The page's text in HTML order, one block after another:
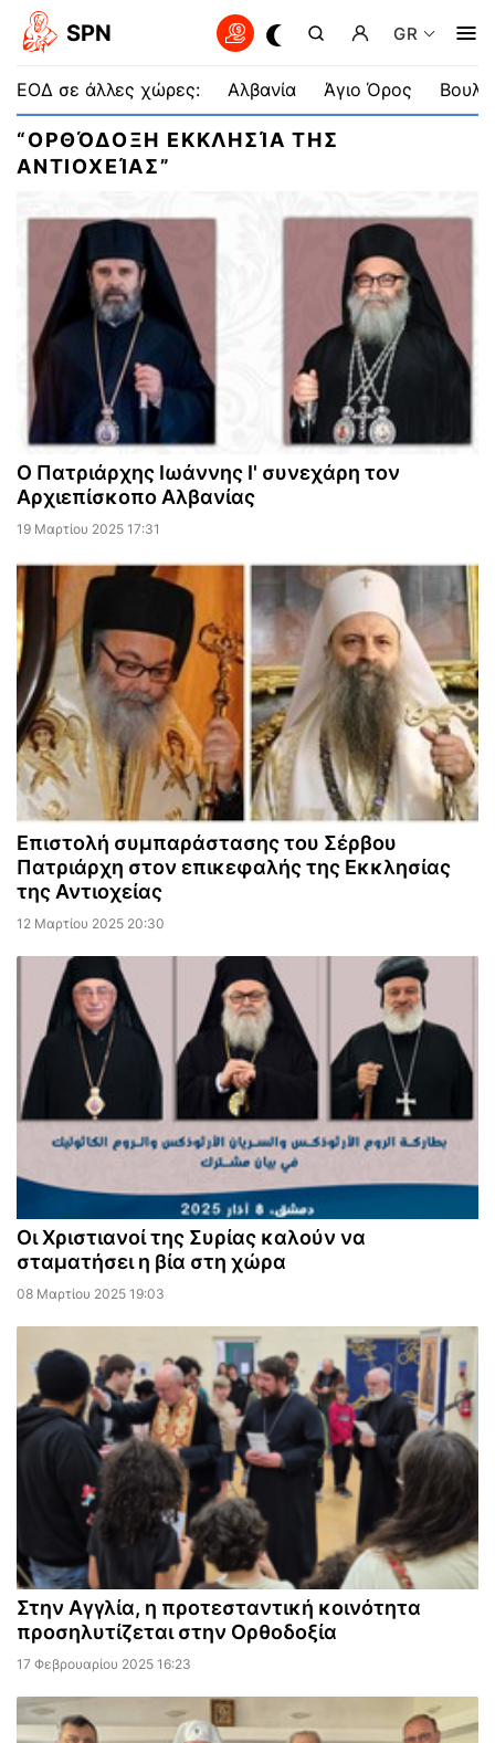
SPN GR
ΕΟΔ σε άλλες χώρες: Αλβανία Άγιο Όρος
“ΟΡΘΌΔΟΞΗ ΕΚΚΛΗΣΊΑ ΤΗΣ
ΑΝΤΙΟΧΕΊΑΣ”
Ο Πατριάρχης Ιωάννης Ι' συνεχάρη τον
Αρχιεπίσκοπο Αλβανίας
19 Μαρτίου 2025 17:31
Επιστολή συμπαράστασης του Σέρβου
Πατριάρχη στον επικεφαλής της Εκκλησίας
της Αντιοχείας
12 Μαρτίου 2025 20:30
Οι Χριστιανοί της Συρίας καλούν να
σταματήσει η βία στη χώρα
08 Μαρτίου 2025 19:03
Στην Αγγλία, η προτεσταντική κοινότητα
προσηλυτίζεται στην Ορθοδοξία
17 Φεβρουαρίου 2025 16:23